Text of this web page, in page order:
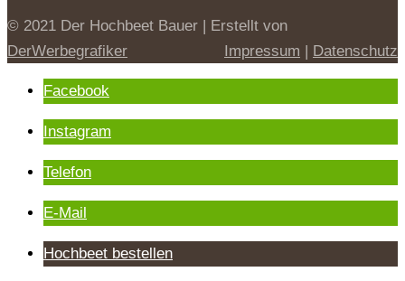
© 2021 Der Hochbeet Bauer | Erstellt von
DerWerbegrafiker
Impressum | Datenschutz
Facebook
Instagram
Telefon
E-Mail
Hochbeet bestellen